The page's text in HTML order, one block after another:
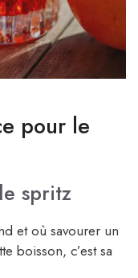
pour le
spritz
et où savourer un
boisson, c’est sa